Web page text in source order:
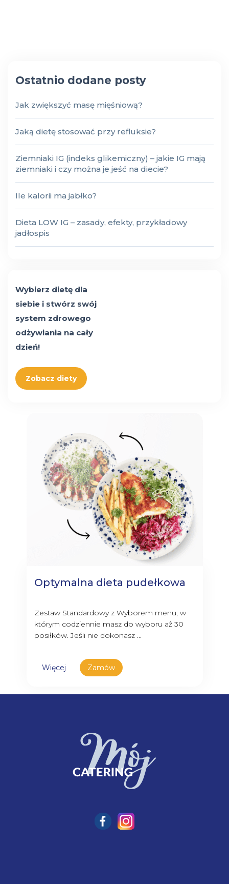
Ostatnio dodane posty
Jak zwiększyć masę mięśniową?
Jaką dietę stosować przy refluksie?
Ziemniaki IG (indeks glikemiczny) – jakie IG mają
ziemniaki i czy można je jeść na diecie?
Ile kalorii ma jabłko?
Dieta LOW IG – zasady, efekty, przykładowy
jadłospis
Wybierz dietę dla
siebie i stwórz swój
system zdrowego
odżywiania na cały
dzień!
Zobacz diety
Optymalna dieta pudełkowa
Zestaw Standardowy z Wyborem menu, w
którym codziennie masz do wyboru aż 30
posiłków. Jeśli nie dokonasz ...
Więcej Zamów